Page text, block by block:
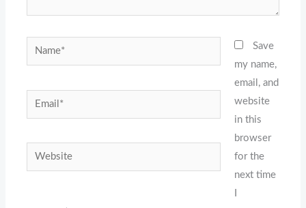
Name*
Email*
Website
Save
my name,
email, and
website
in this
browser
for the
next time